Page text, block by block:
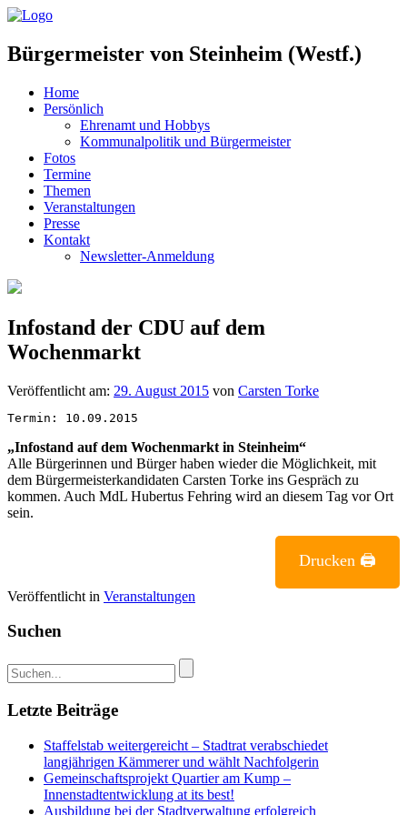
Bürgermeister von Steinheim (Westf.)
Home
Persönlich
Ehrenamt und Hobbys
Kommunalpolitik und Bürgermeister
Fotos
Termine
Themen
Veranstaltungen
Presse
Kontakt
Newsletter-Anmeldung
Infostand der CDU auf dem
Wochenmarkt
Veröffentlicht am: 29. August 2015 von Carsten Torke
Termin: 10.09.2015
„Infostand auf dem Wochenmarkt in Steinheim“
Alle Bürgerinnen und Bürger haben wieder die Möglichkeit, mit
dem Bürgermeisterkandidaten Carsten Torke ins Gespräch zu
kommen. Auch MdL Hubertus Fehring wird an diesem Tag vor Ort
sein.
Drucken 🖨
Veröffentlicht in Veranstaltungen
Suchen
Letzte Beiträge
Staffelstab weitergereicht – Stadtrat verabschiedet
langjährigen Kämmerer und wählt Nachfolgerin
Gemeinschaftsprojekt Quartier am Kump –
Innenstadtentwicklung at its best!
Ausbildung bei der Stadtverwaltung erfolgreich